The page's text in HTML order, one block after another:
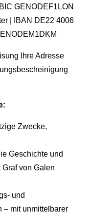
GENODEF1LON
| IBAN DE22 4006
Ihre Adresse
Zwecke,
Geschichte und
von Galen
und
– mit unmittelbarer